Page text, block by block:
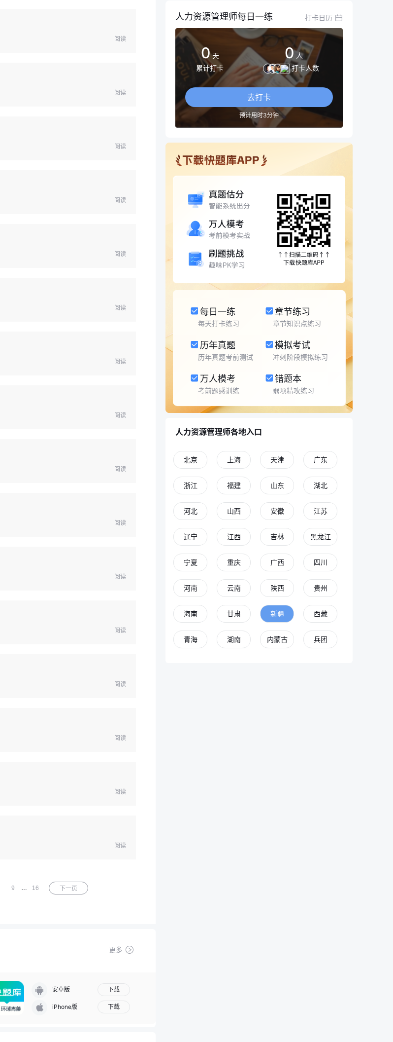
阅读
阅读
阅读
阅读
阅读
阅读
阅读
阅读
阅读
阅读
阅读
阅读
阅读
阅读
阅读
阅读
9 … 16 下一页
更多
安卓版 下载
iPhone版 下载
人力资源管理师每日一练 打卡日历
0 天
累计打卡
0 人
打卡人数
去打卡
预计用时3分钟
每日一练
每天打卡练习
章节练习
章节知识点练习
历年真题
历年真题考前测试
模拟考试
冲刺阶段模拟练习
万人模考
考前题感训练
错题本
弱项精攻练习
人力资源管理师各地入口
北京 上海 天津 广东
浙江 福建 山东 湖北
河北 山西 安徽 江苏
辽宁 江西 吉林 黑龙江
宁夏 重庆 广西 四川
河南 云南 陕西 贵州
海南 甘肃 新疆 西藏
青海 湖南 内蒙古 兵团